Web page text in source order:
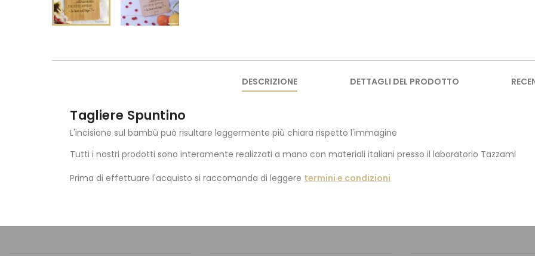
DESCRIZIONE DETTAGLI DEL PRODOTTO
Tagliere Spuntino
L'incisione sul bambù può risultare leggermente più chiara rispetto l'immagine
Tutti i nostri prodotti sono interamente realizzati a mano con materiali italiani presso il laboratorio Tazzami
Prima di effettuare l'acquisto si raccomanda di leggere termini e condizioni